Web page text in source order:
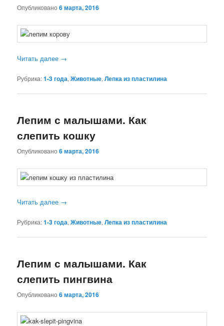
Опубликовано6 марта, 2016
Читать далее →
Рубрика:1-3 года,Животные,Лепка из пластилина
Лепим с малышами. Как
слепить кошку
Опубликовано6 марта, 2016
Читать далее →
Рубрика:1-3 года,Животные,Лепка из пластилина
Лепим с малышами. Как
слепить пингвина
Опубликовано6 марта, 2016